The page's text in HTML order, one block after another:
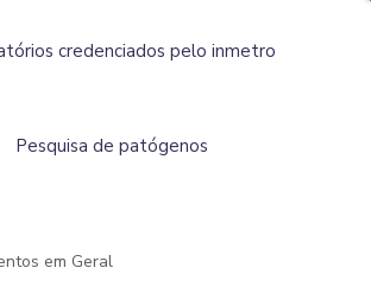
credenciados pelo inmetro
Pesquisa de patógenos
em Geral